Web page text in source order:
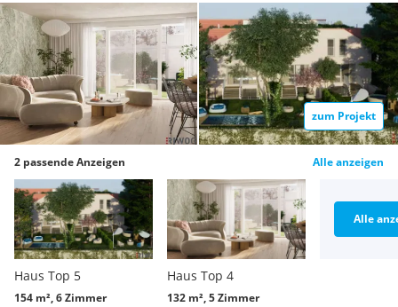
zum Projekt
2 passende Anzeigen Alle anzeigen
Haus Top 5
154 m², 6 Zimmer
Haus Top 4
132 m², 5 Zimmer
Alle